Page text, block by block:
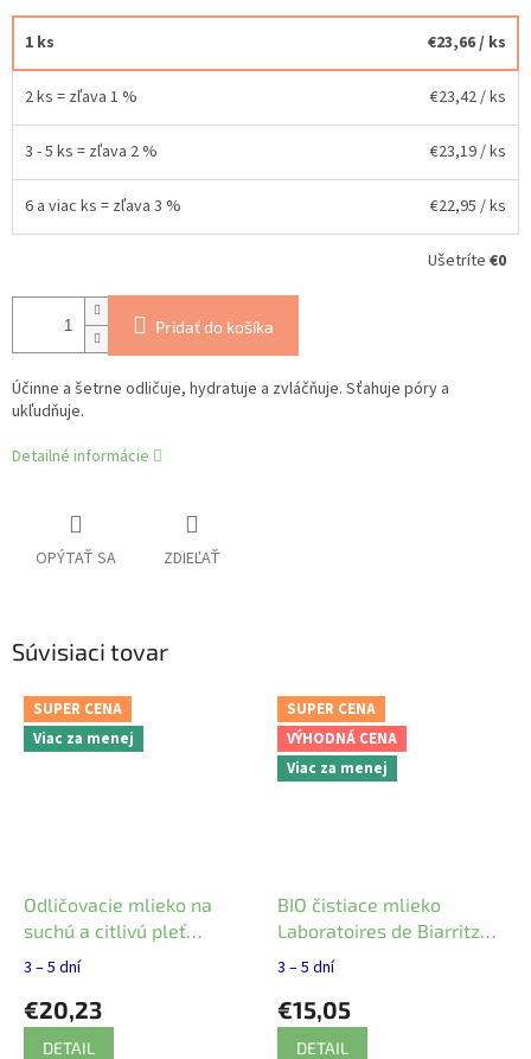
1 ks €23,66/ ks
2 ks = zľava 1 % €23,42/ ks
3 - 5 ks = zľava 2 % €23,19/ ks
6 a viac ks = zľava 3 % €22,95 / ks
Ušetríte €0
Pridať do košíka
Účinne a šetrne odličuje, hydratuje a zvláčňuje. Sťahuje póry a
ukľudňuje.
Detailné informácie
OPÝTAŤ SA ZDIEĽAŤ
Súvisiaci tovar
SUPER CENA
Viac za menej
Odličovacie mlieko na
suchú a citlivú pleť
Moissanit - Mylo
3 – 5 dní
€20,23
DETAIL
SUPER CENA
VÝHODNÁ CENA
Viac za menej
BIO čistiace mlieko
Laboratoires de Biarritz
200 ml
3 – 5 dní
€15,05
DETAIL